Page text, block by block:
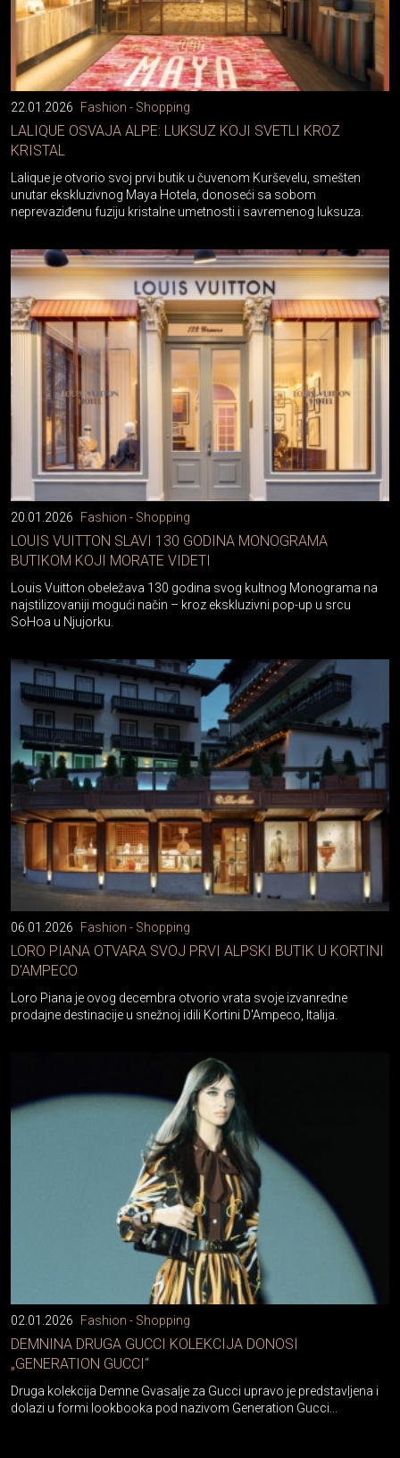
22.01.2026 Fashion - Shopping
LALIQUE OSVAJA ALPE: LUKSUZ KOJI SVETLI KROZ
KRISTAL
Lalique je otvorio svoj prvi butik u čuvenom Kurševelu, smešten
unutar ekskluzivnog Maya Hotela, donoseći sa sobom
neprevaziđenu fuziju kristalne umetnosti i savremenog luksuza.
20.01.2026 Fashion - Shopping
LOUIS VUITTON SLAVI 130 GODINA MONOGRAMA
BUTIKOM KOJI MORATE VIDETI
Louis Vuitton obeležava 130 godina svog kultnog Monograma na
najstilizovaniji mogući način – kroz ekskluzivni pop-up u srcu
SoHoa u Njujorku.
06.01.2026 Fashion - Shopping
LORO PIANA OTVARA SVOJ PRVI ALPSKI BUTIK U KORTINI
D'AMPECO
Loro Piana je ovog decembra otvorio vrata svoje izvanredne
prodajne destinacije u snežnoj idili Kortini D'Ampeco, Italija.
02.01.2026 Fashion - Shopping
DEMNINA DRUGA GUCCI KOLEKCIJA DONOSI
„GENERATION GUCCI“
Druga kolekcija Demne Gvasalje za Gucci upravo je predstavljena i
dolazi u formi lookbooka pod nazivom Generation Gucci...